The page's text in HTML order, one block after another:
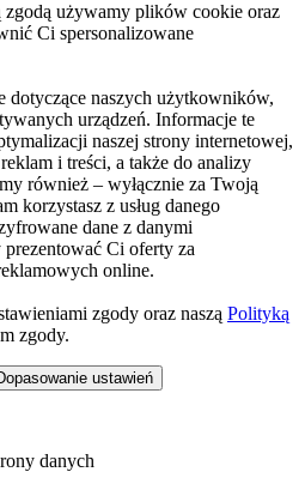
zgodą używamy plików cookie oraz
Ci spersonalizowane
dotyczące naszych użytkowników,
urządzeń. Informacje te
naszej strony internetowej,
i treści, a także do analizy
również – wyłącznie za Twoją
korzystasz z usług danego
dane z danymi
Ci oferty za
online.
zgody oraz naszą Polityką
zgody.
ustawień
danych